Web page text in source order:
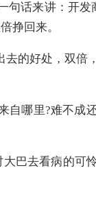
话来讲：开发
挣回来。
好处，双倍，
哪里?难不成
巴去看病的可